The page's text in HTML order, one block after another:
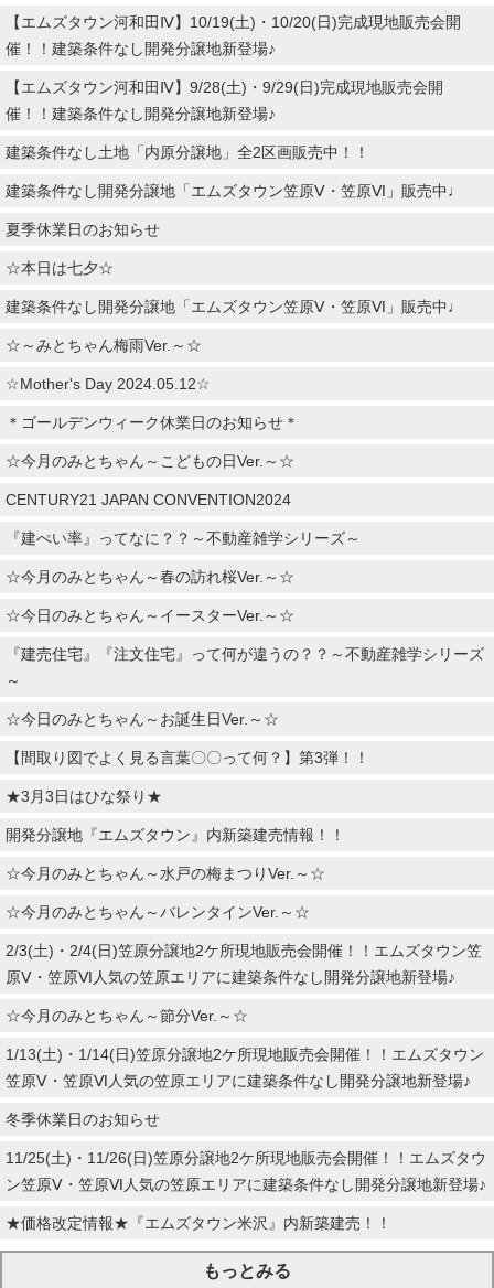
【エムズタウン河和田Ⅳ】10/19(土)・10/20(日)完成現地販売会開
催！！建築条件なし開発分譲地新登場♪
【エムズタウン河和田Ⅳ】9/28(土)・9/29(日)完成現地販売会開
催！！建築条件なし開発分譲地新登場♪
建築条件なし土地「内原分譲地」全2区画販売中！！
建築条件なし開発分譲地「エムズタウン笠原Ⅴ・笠原Ⅵ」販売中♩
夏季休業日のお知らせ
☆本日は七夕☆
建築条件なし開発分譲地「エムズタウン笠原Ⅴ・笠原Ⅵ」販売中♩
☆～みとちゃん梅雨Ver.～☆
☆Mother's Day 2024.05.12☆
＊ゴールデンウィーク休業日のお知らせ＊
☆今月のみとちゃん～こどもの日Ver.～☆
CENTURY21 JAPAN CONVENTION2024
『建ぺい率』ってなに？？～不動産雑学シリーズ～
☆今月のみとちゃん～春の訪れ桜Ver.～☆
☆今日のみとちゃん～イースターVer.～☆
『建売住宅』『注文住宅』って何が違うの？？～不動産雑学シリーズ
～
☆今日のみとちゃん～お誕生日Ver.～☆
【間取り図でよく見る言葉〇〇って何？】第3弾！！
★3月3日はひな祭り★
開発分譲地『エムズタウン』内新築建売情報！！
☆今月のみとちゃん～水戸の梅まつりVer.～☆
☆今月のみとちゃん～バレンタインVer.～☆
2/3(土)・2/4(日)笠原分譲地2ケ所現地販売会開催！！エムズタウン笠
原Ⅴ・笠原Ⅵ人気の笠原エリアに建築条件なし開発分譲地新登場♪
☆今月のみとちゃん～節分Ver.～☆
1/13(土)・1/14(日)笠原分譲地2ケ所現地販売会開催！！エムズタウン
笠原Ⅴ・笠原Ⅵ人気の笠原エリアに建築条件なし開発分譲地新登場♪
冬季休業日のお知らせ
11/25(土)・11/26(日)笠原分譲地2ケ所現地販売会開催！！エムズタウ
ン笠原Ⅴ・笠原Ⅵ人気の笠原エリアに建築条件なし開発分譲地新登場♪
★価格改定情報★『エムズタウン米沢』内新築建売！！
もっとみる